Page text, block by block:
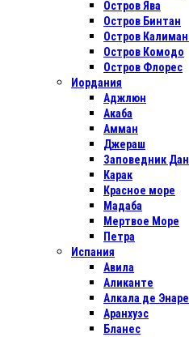
Остров Ява
Остров Бинтан
Остров
Остров Комодо
Остров Флорес
Иордания
Аджлюн
Акаба
Амман
Джераш
Заповедник
Карак
Красное море
Мадаба
Мертвое Море
Петра
Испания
Авила
Аликанте
Алкала де
Аранхуэс
Бланес